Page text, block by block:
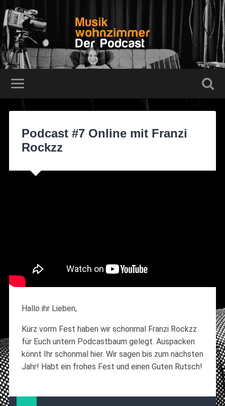
Podcast #7 Online mit Franzi
Rockzz
Hallo ihr Lieben,
Kurz vorm Fest haben wir schonmal Franzi Rockzz
für Euch untern Podcastbaum gelegt. Auspacken
könnt Ihr schonmal hier. Wir sagen bis zum nächsten
Jahr! Habt ein frohes Fest und einen Guten Rutsch!